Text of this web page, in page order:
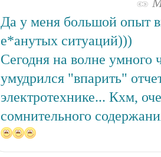
Да у меня большой опыт
е*анутых ситуаций)))
Сегодня на волне умного
умудрился "впарить"
электротехнике... Кхм,
сомнительного